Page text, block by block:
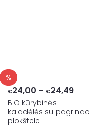
%
€24,00 – €24,49Price
€24,00
BIO kūrybinės
kaladėlės su pagrindo
plokštele